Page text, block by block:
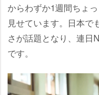
からわずか1週間ちょ
見せています。日本で
さが話題となり、連日
です。